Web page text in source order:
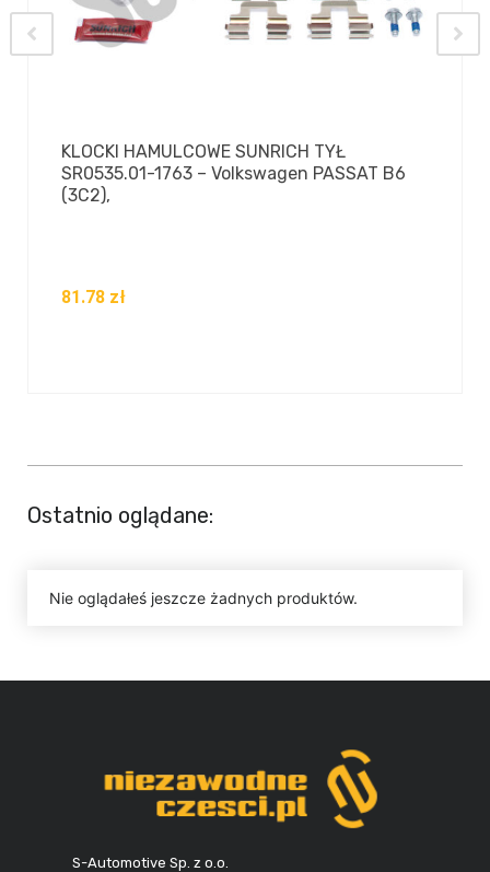
KLOCKI HAMULCOWE SUNRICH TYŁ
SR0535.01-1763 – Volkswagen PASSAT B6
(3C2),
81.78 zł
Ostatnio oglądane:
Nie oglądałeś jeszcze żadnych produktów.
S-Automotive Sp. z o.o.